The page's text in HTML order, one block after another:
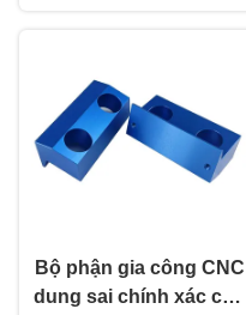
Bộ phận gia công CNC
dung sai chính xác cao